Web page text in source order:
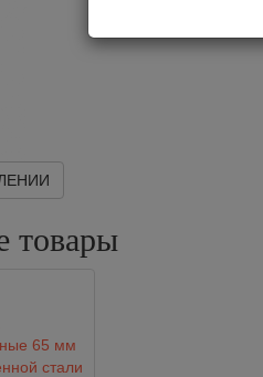
товары
65 мм
стали